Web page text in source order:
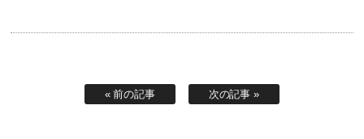
« 前の記事 次の記事 »